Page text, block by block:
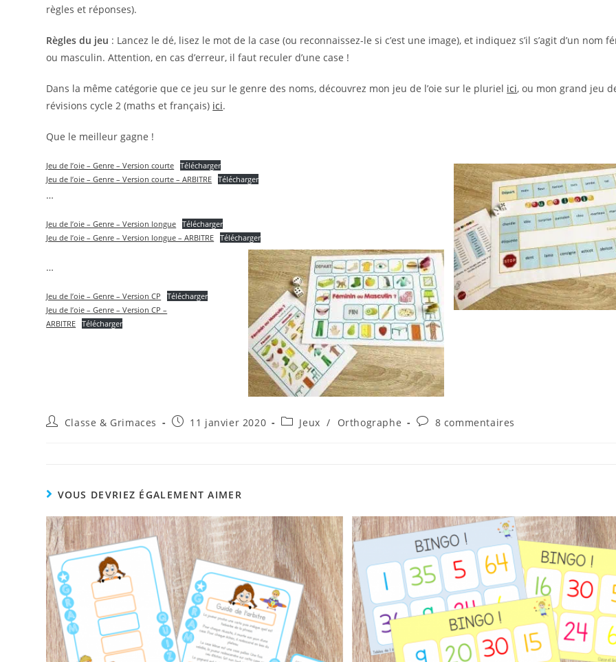
règles et réponses).
Règles du jeu : Lancez le dé, lisez le mot de la case (ou reconnaissez-le si c’est une image), et indiquez s’il s’agit d’un nom
ou masculin. Attention, en cas d’erreur, il faut reculer d’une case !
Dans la même catégorie que ce jeu sur le genre des noms, découvrez mon jeu de l’oie sur le pluriel ici, ou mon grand jeu
révisions cycle 2 (maths et français) ici.
Que le meilleur gagne !
Jeu de l’oie – Genre – Version courte Télécharger
Jeu de l’oie – Genre – Version courte – ARBITRE Télécharger
…
Jeu de l’oie – Genre – Version longue Télécharger
Jeu de l’oie – Genre – Version longue – ARBITRE Télécharger
…
Jeu de l’oie – Genre – Version CP
Télécharger
Jeu de l’oie – Genre – Version CP –
ARBITRE Télécharger
Auteur/autrice
Classe & Grimaces
Publication
11 janvier 2020
PostJeux / Orthographe
Commentaires
8 commentaires
VOUS DEVRIEZ ÉGALEMENT AIMER